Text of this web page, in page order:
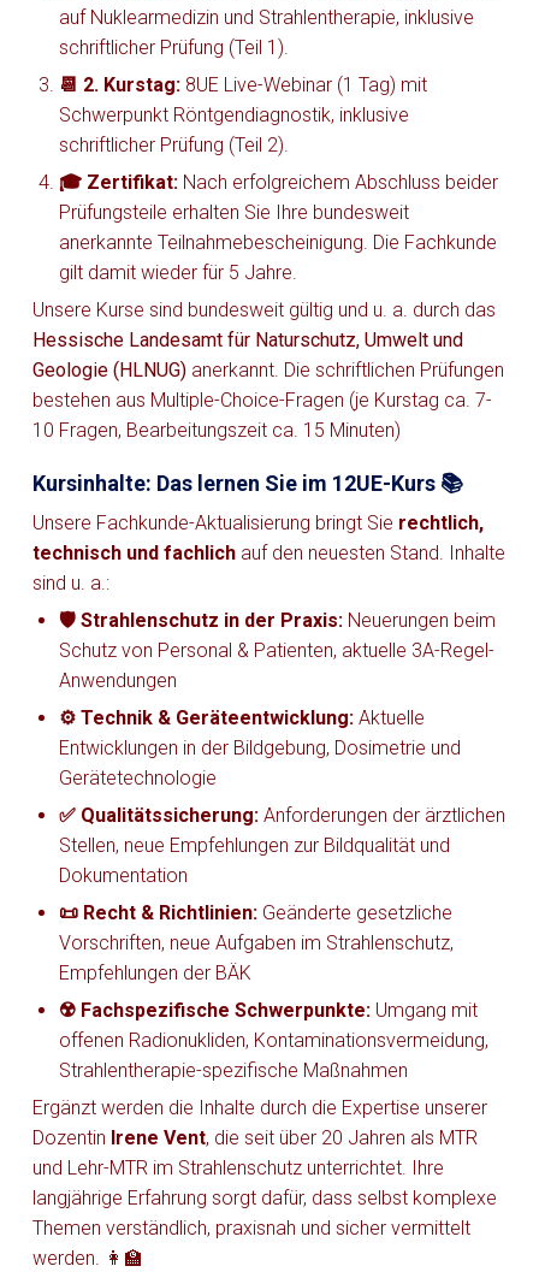
auf Nuklearmedizin und Strahlentherapie, inklusive
schriftlicher Prüfung (Teil 1).
📆 2. Kurstag: 8UE Live-Webinar (1 Tag) mit
Schwerpunkt Röntgendiagnostik, inklusive
schriftlicher Prüfung (Teil 2).
🎓 Zertifikat: Nach erfolgreichem Abschluss beider
Prüfungsteile erhalten Sie Ihre bundesweit
anerkannte Teilnahmebescheinigung. Die Fachkunde
gilt damit wieder für 5 Jahre.
Unsere Kurse sind bundesweit gültig und u. a. durch das
Hessische Landesamt für Naturschutz, Umwelt und
Geologie (HLNUG) anerkannt. Die schriftlichen Prüfungen
bestehen aus Multiple-Choice-Fragen (je Kurstag ca. 7-
10 Fragen, Bearbeitungszeit ca. 15 Minuten)
Kursinhalte: Das lernen Sie im 12UE-Kurs 📚
Unsere Fachkunde-Aktualisierung bringt Sie rechtlich,
technisch und fachlich auf den neuesten Stand. Inhalte
sind u. a.:
🛡️ Strahlenschutz in der Praxis: Neuerungen beim
Schutz von Personal & Patienten, aktuelle 3A-Regel-
Anwendungen
⚙️ Technik & Geräteentwicklung: Aktuelle
Entwicklungen in der Bildgebung, Dosimetrie und
Gerätetechnologie
✅ Qualitätssicherung: Anforderungen der ärztlichen
Stellen, neue Empfehlungen zur Bildqualität und
Dokumentation
📜 Recht & Richtlinien: Geänderte gesetzliche
Vorschriften, neue Aufgaben im Strahlenschutz,
Empfehlungen der BÄK
☢️ Fachspezifische Schwerpunkte: Umgang mit
offenen Radionukliden, Kontaminationsvermeidung,
Strahlentherapie-spezifische Maßnahmen
Ergänzt werden die Inhalte durch die Expertise unserer
Dozentin Irene Vent, die seit über 20 Jahren als MTR
und Lehr-MTR im Strahlenschutz unterrichtet. Ihre
langjährige Erfahrung sorgt dafür, dass selbst komplexe
Themen verständlich, praxisnah und sicher vermittelt
werden. 👩‍🏫